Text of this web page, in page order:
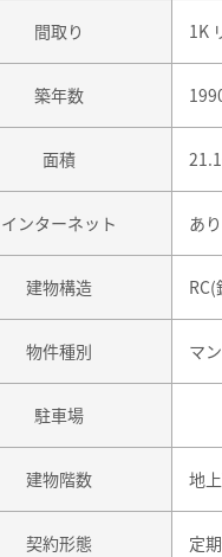
間取り 1K
築年数
面積
インターネット あ
建物構造
物件種別 マ
駐車場
建物階数 地
契約形態 定